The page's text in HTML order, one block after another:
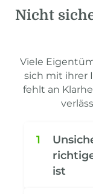
Nicht
Viele
sich mit ihrer
fehlt an
1
ist